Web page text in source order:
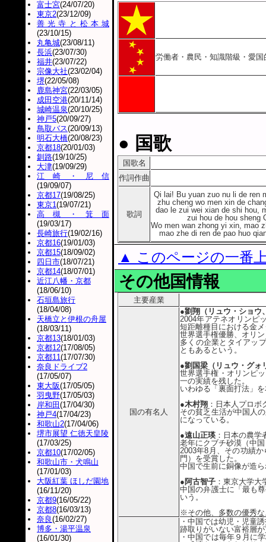
労働者・農民・知識階級・愛
● 国歌
国歌名
作詞作曲
歌詞
Qi lai! Bu yuan zuo nu li de ren
zhu cheng wo men xin de
dao le zui wei xian de shi hou,
zui hou de hou sheng
Wo men wan zhong yi xin, mao
mao zhe di ren de pao huo
▲ このページの一番
その他国情報
主要産業
国の有名人
●劉翔（リュウ・ショ
2004年アテネオリンピ
短距離種目における金
世界選手権優勝、オリ
多くの企業とタイアッ
ともあるという。
●劉国梁（リュウ・グ
世界選手権・オリンピ
一の実績を残した。
いわゆる「裏面打法」
●木村翔 ：日本人プロボ
その貧乏生活が中国人
になっている。
●遠山正瑛 ：日本の農
老年にクブチ砂漠（中
2003年8月、その功績
門）を受賞した。
中国で生前に銅像が造
●阿古智子 ：東京大学
中国の弁護士に「最も
いう。
※その他、多数の優秀
・中国では幼児・児童
跡取りがいない富裕層
・中国では毎年９月に
富士宮(24/07/20)
東京2(23/12/09)
善光寺と松本城
(23/10/15)
丸亀城(23/08/11)
長浜(23/07/30)
福井(23/07/22)
宗像大社(23/02/04)
堺(22/05/08)
鹿島神宮(22/03/05)
成田空港(20/11/14)
城崎温泉(20/10/25)
神戸5(20/09/27)
鳥取バス(20/09/13)
明石大橋(20/08/23)
京都18(20/01/03)
釧路(19/10/25)
大津(19/09/29)
江崎・尼信
(19/09/07)
京都17(19/08/25)
東京1(19/07/21)
高槻・箕面
(19/03/17)
長崎旅行(19/02/16)
京都16(19/01/03)
京都15(18/09/02)
四日市(18/07/21)
京都14(18/07/01)
近江八幡・京都
(18/06/10)
石垣島旅行
(18/04/08)
天橋立と伊根の舟屋
(18/03/11)
京都13(18/01/03)
京都12(17/08/05)
京都11(17/07/30)
奈良ドライブ2
(17/05/07)
東大阪(17/05/05)
羽曳野(17/05/03)
岸和田 (17/04/30)
神戸4(17/04/23)
和歌山2(17/04/06)
堺市展望 仁徳天皇陵
(17/03/25)
京都10(17/02/05)
和歌山市・犬鳴山
(17/01/03)
大阪紅葉 ほしだ園地
(16/11/20)
京都9(16/05/22)
京都8(16/03/13)
奈良(16/02/27)
博多・湯平温泉
(16/01/30)